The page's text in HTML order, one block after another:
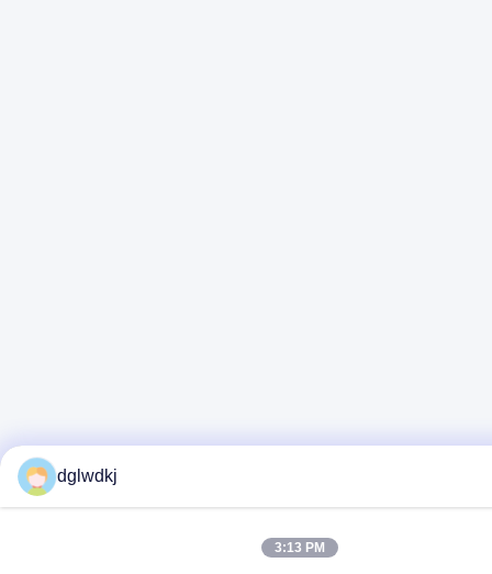
dglwdkj
3:13 PM